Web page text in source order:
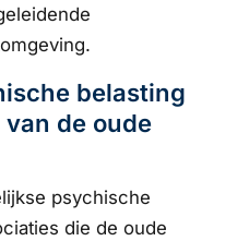
belasting
de oude
psychische
die de oude